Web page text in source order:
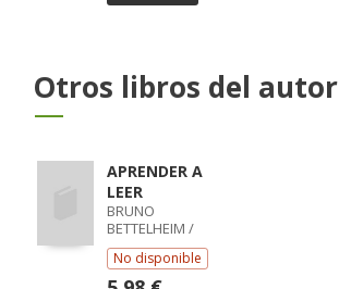
Otros libros del autor
APRENDER A
LEER
BRUNO
BETTELHEIM /
KAREN ZELAN
No disponible